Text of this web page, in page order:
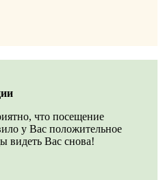
что посещение
у Вас положительное
видеть Вас снова!